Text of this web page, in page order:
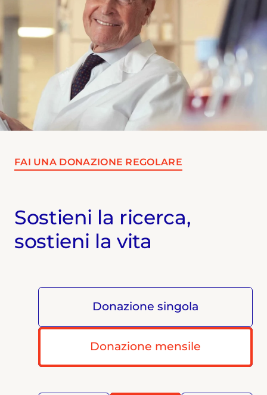
FAI UNA DONAZIONE REGOLARE
Sostieni la ricerca,
sostieni la vita
Donazione singola
Donazione mensile